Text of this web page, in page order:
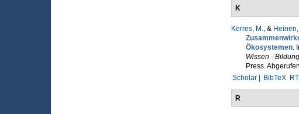
K
Kerres, M., &
Ökosystemen.
Wissen -
Press.
Scholar |
BibTeX
R